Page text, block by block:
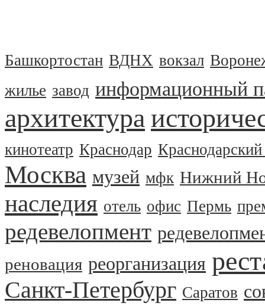
Башкортостан ВДНХ вокзал
жилье завод информационный
архитектура
кинотеатр Краснодар
Москва музей мфк Нижний
наследия отель офис Пермь
редевелопмент
реновация реорганизация
Санкт-Петербург Саратов